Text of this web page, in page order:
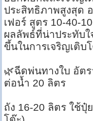
ประสิทธิภาพสูงสุด
เฟอร์ สูตร 10-40-
ผลลัพธ์ที่น่าประทับ
ขึ้นในการเจริญเติ
🌿ฉีดพ่นทางใบ อัต
ต่อน้ำ 20 ลิตร
ถัง 16-20 ลิตร ใช้ปุ๋